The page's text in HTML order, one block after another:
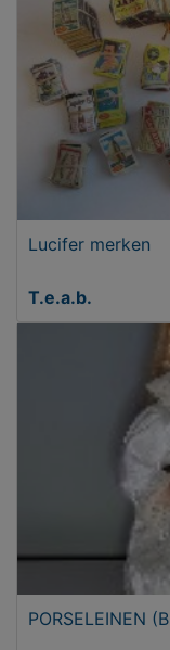
Lucifer merken
T.e.a.b.
PORSELEINEN